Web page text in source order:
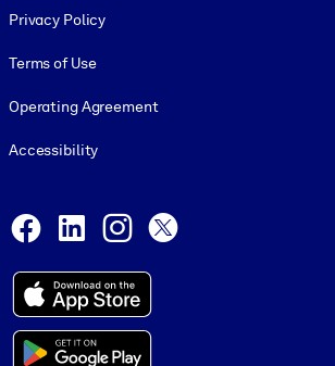
Privacy Policy
Terms of Use
Operating Agreement
Accessibility
Facebook
LinkedInInstagram